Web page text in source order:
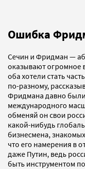
Ошибка
Сечин и Фридман —
оказывают огромное
оба хотели стать
по-разному,
Фридмана давно
международного
обменяй он свои
какой-нибудь
бизнесмена,
что его намерения в
даже Путин, ведь
быть инструментом